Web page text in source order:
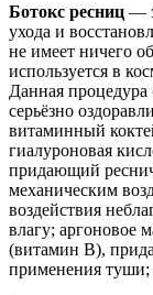
Ботокс ресниц —
ухода и
не имеет ничего
используется в
Данная процедура
серьёзно
витаминный
гиалуроновая
придающий
механическим
воздействия
влагу; аргоновое
(витамин B),
применения